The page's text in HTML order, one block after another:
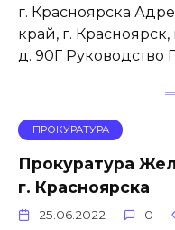
г. Красноярска
край, г.
д. 90Г Руководство
ПРОКУРАТУРА
Прокуратура
г. Красноярска
25.06.2022 0